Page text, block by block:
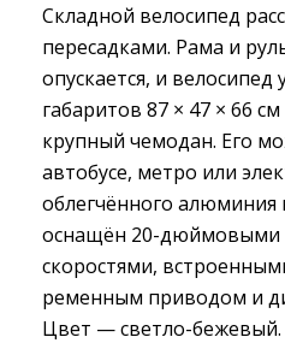
Складной велосипед
пересадками. Рама и
опускается, и
габаритов 87 × 47 × 66
крупный чемодан. Его
автобусе, метро или
облегчённого алюминия
оснащён 20-дюймовыми
скоростями,
ременным приводом и
Цвет — светло-бежевый.